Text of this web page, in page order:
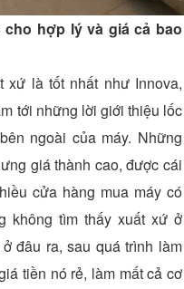
hợp lý và giá cả bao
xứ là tốt nhất như Innova,
tới những lời giới thiệu lốc
ngoài của máy. Những
giá thành cao, được cái
cửa hàng mua máy có
không tìm thấy xuất xứ ở
đâu ra, sau quá trình làm
tiền nó rẻ, làm mất cả cơ